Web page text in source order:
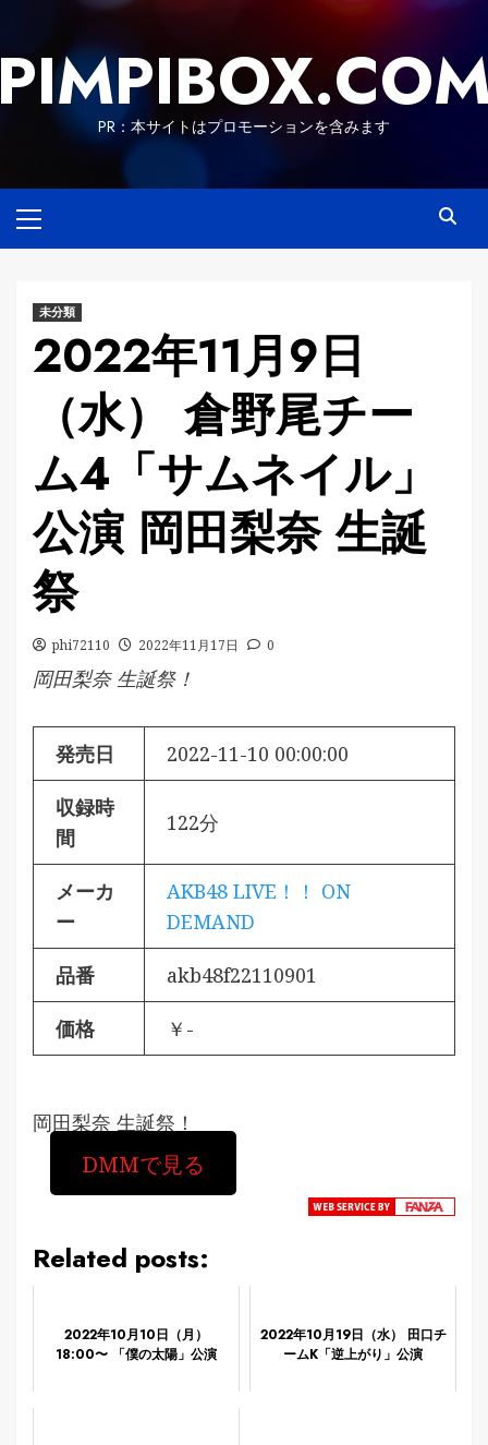
content
PR：本サイトはプロモーションを含みます
Menu
未分類
2022年11月9日
（水） 倉野尾チー
ム4「サムネイル」
公演 岡田梨奈 生誕
祭
phi72110 2022年11月17日 0
岡田梨奈 生誕祭！
発売日 2022-11-10 00:00:00
収録時
間
122分
メーカ
ー
AKB48 LIVE！！ ON
DEMAND
品番 akb48f22110901
価格 ￥-
岡田梨奈 生誕祭！
DMMで見る
Related posts:
2022年10月10日（月）
18:00〜 「僕の太陽」公演
2022年10月19日（水） 田口チ
ームK「逆上がり」公演